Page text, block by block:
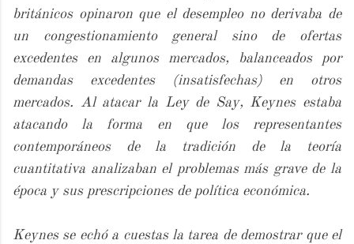
británicos opinaron que el desempleo no derivaba de
un congestionamiento general sino de ofertas
excedentes en algunos mercados, balanceados por
demandas excedentes (insatisfechas) en otros
mercados. Al atacar la Ley de Say, Keynes estaba
atacando la forma en que los representantes
contemporáneos de la tradición de la teoría
cuantitativa analizaban el problemas más grave de la
época y sus prescripciones de política económica.
Keynes se echó a cuestas la tarea de demostrar que el